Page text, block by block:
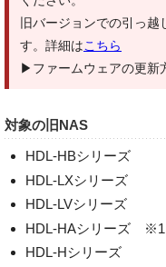
旧バージョンでの引っ
す。詳細はこちら
▶ファームウェアの更新
対象の旧NAS
HDL-HBシリーズ
HDL-LXシリーズ
HDL-LVシリーズ
HDL-HAシリーズ ※1
HDL-Hシリーズ